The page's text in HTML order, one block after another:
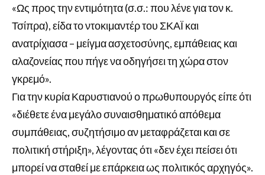
«Ως προς την εντιμότητα (σ.σ.: που λένε για τον κ.
Τσίπρα), είδα το ντοκιμαντέρ του ΣΚΑΪ και
ανατρίχιασα – μείγμα ασχετοσύνης, εμπάθειας και
αλαζονείας που πήγε να οδηγήσει τη χώρα στον
γκρεμό».
Για την κυρία Καρυστιανού ο πρωθυπουργός είπε ότι
«διέθετε ένα μεγάλο συναισθηματικό απόθεμα
συμπάθειας, συζητήσιμο αν μεταφράζεται και σε
πολιτική στήριξη», λέγοντας ότι «δεν έχει πείσει ότι
μπορεί να σταθεί με επάρκεια ως πολιτικός αρχηγός».